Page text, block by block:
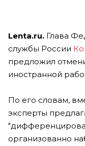
Lenta.ru. Глава
службы России
предложил
иностранной
По его словам,
эксперты
организованно